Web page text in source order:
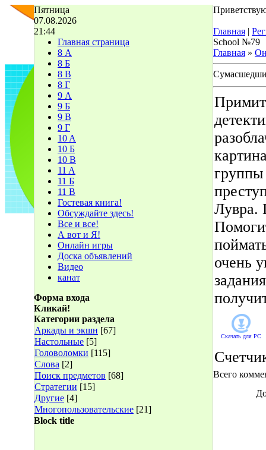
Пятница
07.08.2026
21:44
Главная страница
8 А
8 Б
8 В
8 Г
9 А
9 Б
9 В
9 Г
10 A
10 Б
10 В
11 A
11 Б
11 В
Гостевая книга!
Обсуждайте здесь!
Все и все!
А вот и Я!
Онлайн игры
Доска объявлений
Видео
канат
Форма входа
Кликай!
Категории раздела
Аркады и экшн [67]
Настольные [5]
Головоломки [115]
Слова [2]
Поиск предметов [68]
Стратегии [15]
Другие [4]
Многопользовательские [21]
Block title
Главная |
School №79
Главная »
группы
Лувра.
очень
Скачать для PC
Всего